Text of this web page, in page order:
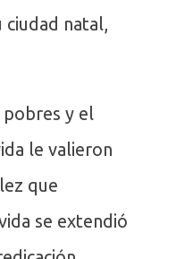
natal,
pobres y el
le valieron
que
se extendió